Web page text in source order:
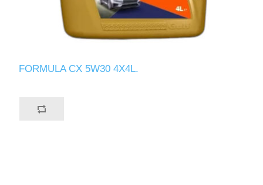
FORMULA CX 5W30 4X4L.